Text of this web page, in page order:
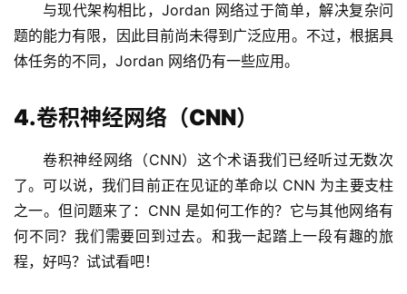
与现代架构相比，Jordan 网络过于简单，解决复杂问
题的能力有限，因此目前尚未得到广泛应用。不过，根据具
体任务的不同，Jordan 网络仍有一些应用。
4.卷积神经网络（CNN）
卷积神经网络（CNN）这个术语我们已经听过无数次
了。可以说，我们目前正在见证的革命以 CNN 为主要支柱
之一。但问题来了：CNN 是如何工作的？它与其他网络有
何不同？我们需要回到过去。和我一起踏上一段有趣的旅
程，好吗？试试看吧！